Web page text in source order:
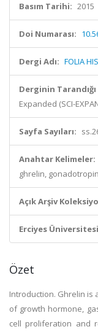
Basım Tarihi: 2015
Doi Numarası:
Dergi Adı: FOLIA
Derginin
Expanded (SCI-
Sayfa Sayıları:
Anahtar Kelimeler:
ghrelin,
Açık Arşiv
Erciyes
Özet
Introduction. Ghrelin is
of growth hormone,
cell proliferation and